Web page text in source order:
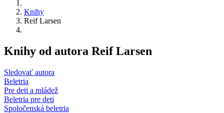
Knihy
Reif Larsen
Knihy od autora Reif Larsen
Sledovať autora
Beletria
Pre deti a mládež
Beletria pre deti
Spoločenská beletria